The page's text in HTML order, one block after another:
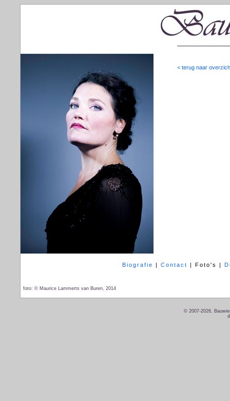
< terug naar
Biografie | Contact | Foto's |
foto: © Maurice Lammerts van Buren, 2014
© 2007-2026,